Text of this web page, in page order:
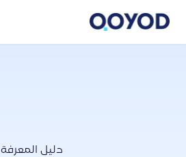
دليل المعرفة